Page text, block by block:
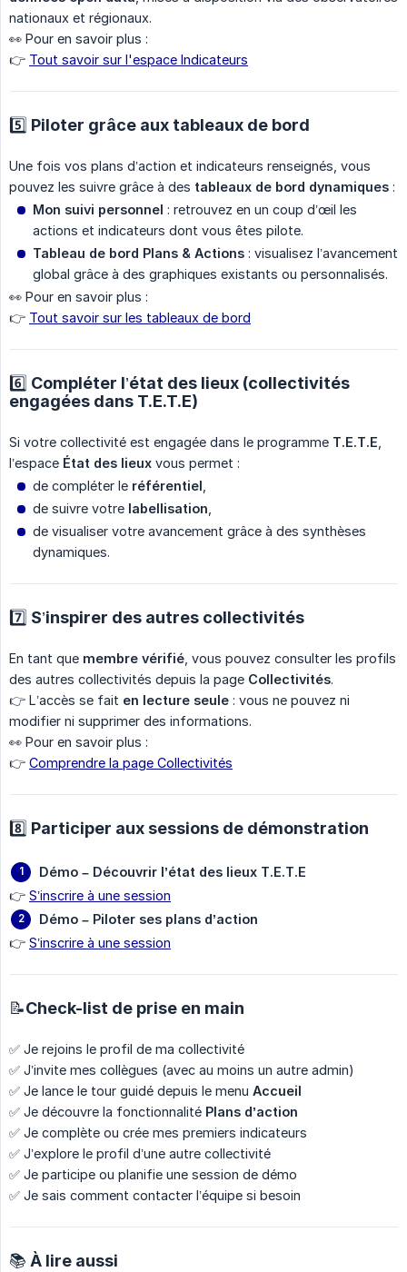
nationaux et régionaux.
👀 Pour en savoir plus :
👉 Tout savoir sur l'espace Indicateurs
5️⃣ Piloter grâce aux tableaux de bord
Une fois vos plans d’action et indicateurs renseignés, vous
pouvez les suivre grâce à des tableaux de bord dynamiques :
Mon suivi personnel : retrouvez en un coup d’œil les
actions et indicateurs dont vous êtes pilote.
Tableau de bord Plans & Actions : visualisez l’avancement
global grâce à des graphiques existants ou personnalisés.
👀 Pour en savoir plus :
👉 Tout savoir sur les tableaux de bord
6️⃣ Compléter l’état des lieux (collectivités
engagées dans T.E.T.E)
Si votre collectivité est engagée dans le programme T.E.T.E
l’espace État des lieux vous permet :
de compléter le référentiel
de suivre votre labellisation
de visualiser votre avancement grâce à des synthèses
dynamiques.
7️⃣ S’inspirer des autres collectivités
En tant que membre vérifié , vous pouvez consulter les profils
des autres collectivités depuis la page Collectivités.
👉 L’accès se fait en lecture seule : vous ne pouvez ni
modifier ni supprimer des informations.
👀 Pour en savoir plus :
👉 Comprendre la page Collectivités
8️⃣ Participer aux sessions de démonstration
Démo – Découvrir l’état des lieux T.E.T.E
👉 S’inscrire à une session
Démo – Piloter ses plans d’action
👉 S’inscrire à une session
📝Check-list de prise en main
✅ Je rejoins le profil de ma collectivité
✅ J’invite mes collègues (avec au moins un autre admin)
✅ Je lance le tour guidé depuis le menu Accueil
✅ Je découvre la fonctionnalité Plans d’action
✅ Je complète ou crée mes premiers indicateurs
✅ J’explore le profil d’une autre collectivité
✅ Je participe ou planifie une session de démo
✅ Je sais comment contacter l’équipe si besoin
📚 À lire aussi